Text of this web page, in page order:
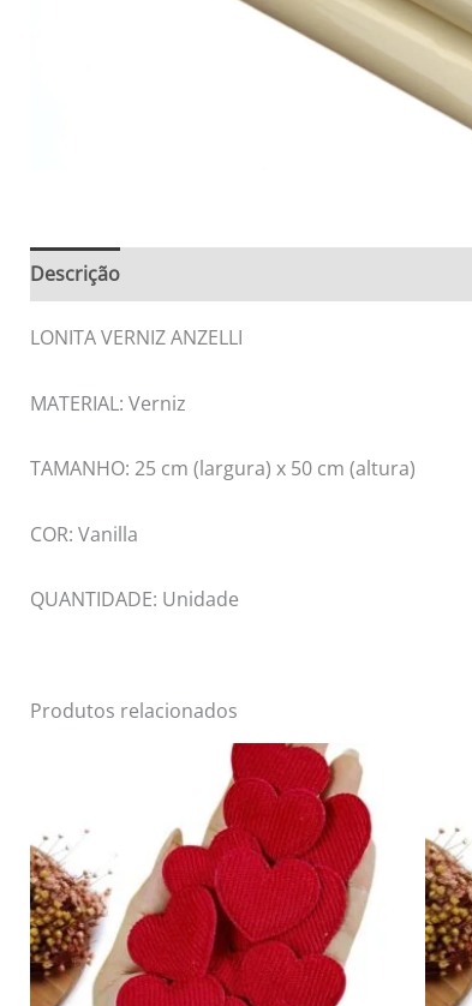
Descrição
LONITA VERNIZ ANZELLI
MATERIAL: Verniz
TAMANHO: 25 cm (largura) x 50 cm (altura)
COR: Vanilla
QUANTIDADE: Unidade
Produtos relacionados